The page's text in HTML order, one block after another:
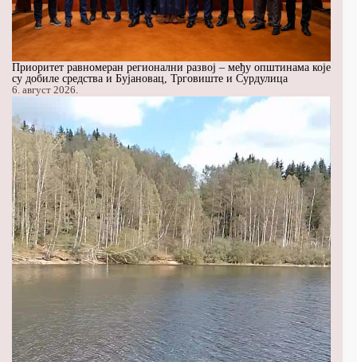
Приоритет равномеран регионални развој – међу општинама које
су добиле средства и Бујановац, Трговиште и Сурдулица
6. август 2026.